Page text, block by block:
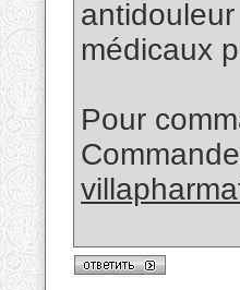
médicaux
Pour